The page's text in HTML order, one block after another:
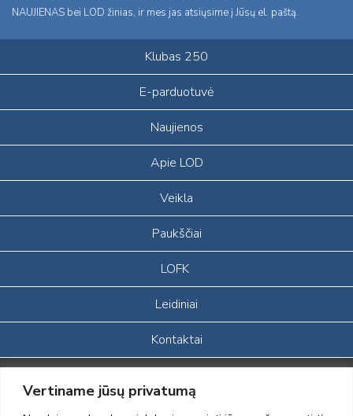
Vertiname jūsų privatumą
NAUJIENAS bei LOD žinias, ir mes jas atsiųsime į Jūsų el. paštą.
Klubas 250
E-parduotuvė
Naujienos
Apie LOD
Veikla
Paukščiai
LOFK
Leidiniai
Kontaktai
Portalas sukurtas įgyvendinant Lietuvos Respublikos, Europos
ekonominės erdvės ir Norvegijos finansinių mechanizmų iš dalies